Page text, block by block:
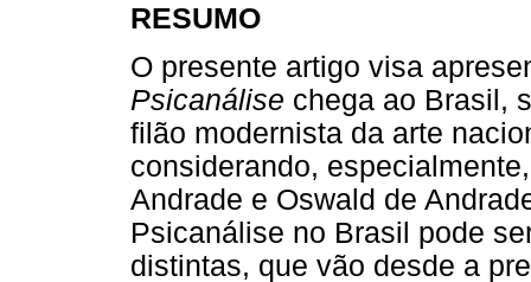
RESUMO
O presente artigo visa
Psicanálise chega ao Brasil,
filão modernista da arte
considerando,
Andrade e Oswald de
Psicanálise no Brasil pode
distintas, que vão desde a